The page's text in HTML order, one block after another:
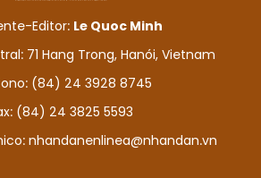
Editor: Le Quoc Minh
71 Hang Trong, Hanói, Vietnam
(84) 24 3928 8745
(84) 24 3825 5593
nhandanenlinea@nhandan.vn